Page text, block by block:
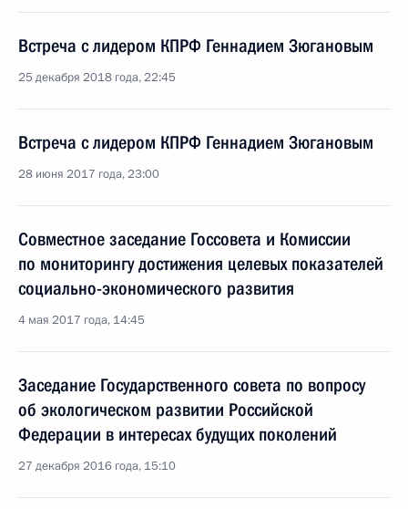
Встреча с лидером КПРФ Геннадием Зюгановым
25 декабря 2018 года, 22:45
Встреча с лидером КПРФ Геннадием Зюгановым
28 июня 2017 года, 23:00
Совместное заседание Госсовета и Комиссии
по мониторингу достижения целевых показателей
социально-экономического развития
4 мая 2017 года, 14:45
Заседание Государственного совета по вопросу
об экологическом развитии Российской
Федерации в интересах будущих поколений
27 декабря 2016 года, 15:10